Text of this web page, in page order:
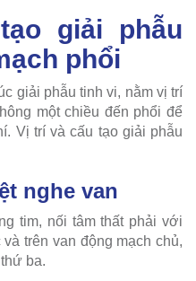
giải phẫu
phổi
giải phẫu tinh vi, nằm vị trí
một chiều đến phổi để
Vị trí và cấu tạo giải phẫu
nghe van
tim, nối tâm thất phải với
trên van động mạch chủ,
ba.